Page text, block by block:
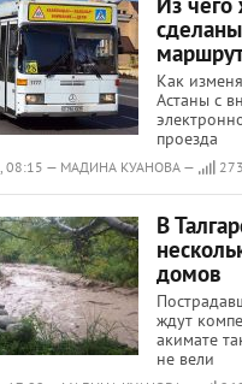
Как
Астаны с
проезда
08:15 — МАДИНА КУАНОВА —
В
домов
ждут
акимате
не вели